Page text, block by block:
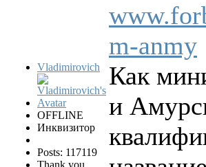
Vladimirovich
OFFLINE
Инквизитор
Posts: 117119
Thank you
m-anmy
Как
и